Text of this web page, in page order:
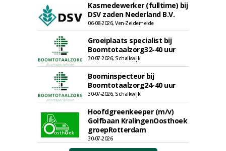
Kasmedewerker (fulltime) bij
DSV zaden Nederland B.V.
06-08-2026, Ven-Zelderheide
Groeiplaats specialist bij
Boomtotaalzorg32-40 uur
30-07-2026, Schalkwijk
Boominspecteur bij
Boomtotaalzorg24-40 uur
30-07-2026, Schalkwijk
Hoofdgreenkeeper (m/v)
Golfbaan KralingenOosthoek
groepRotterdam
30-07-2026